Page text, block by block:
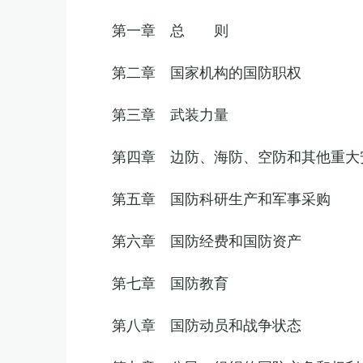
第一章 总 则
第二章 国家机构的国防职权
第三章 武装力量
第四章 边防、海防、空防和其他重大
第五章 国防科研生产和军事采购
第六章 国防经费和国防资产
第七章 国防教育
第八章 国防动员和战争状态